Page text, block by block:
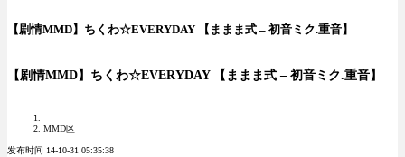
【剧情MMD】ちくわ☆EVERYDAY 【ままま式 – 初音ミク.重音】
【剧情MMD】ちくわ☆EVERYDAY 【ままま式 – 初音ミク.重音】
MMD区
发布时间 14-10-31 05:35:38